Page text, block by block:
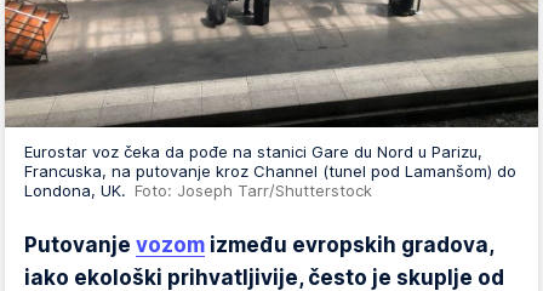
Eurostar voz čeka da pođe na stanici Gare du Nord u Parizu,
Francuska, na putovanje kroz Channel (tunel pod Lamanšom) do
Londona, UK. Foto: Joseph Tarr/Shutterstock
Putovanje vozom između evropskih gradova,
iako ekološki prihvatljivije, često je skuplje od